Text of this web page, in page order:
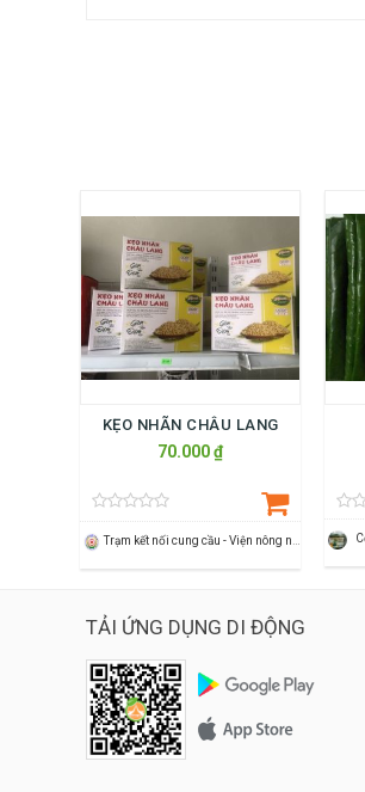
KẸO NHÃN CHÂU LANG
70.000 ₫
Trạm kết nối cung cầu - Viện nông nghiệp Thanh Hoá
TẢI ỨNG DỤNG DI ĐỘNG